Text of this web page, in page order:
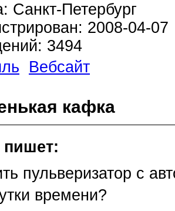
Санкт-Петербург
2008-04-07
3494
Вебсайт
кафка
пишет:
пульверизатор с
времени?